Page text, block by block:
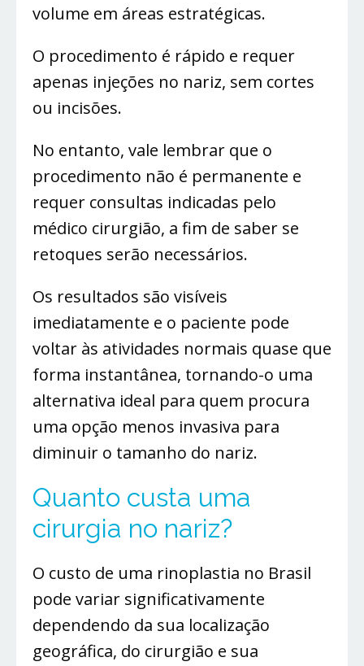
volume em áreas estratégicas.
O procedimento é rápido e requer
apenas injeções no nariz, sem cortes
ou incisões.
No entanto, vale lembrar que o
procedimento não é permanente e
requer consultas indicadas pelo
médico cirurgião, a fim de saber se
retoques serão necessários.
Os resultados são visíveis
imediatamente e o paciente pode
voltar às atividades normais quase que
forma instantânea, tornando-o uma
alternativa ideal para quem procura
uma opção menos invasiva para
diminuir o tamanho do nariz.
Quanto custa uma
cirurgia no nariz?
O custo de uma rinoplastia no Brasil
pode variar significativamente
dependendo da sua localização
geográfica, do cirurgião e sua